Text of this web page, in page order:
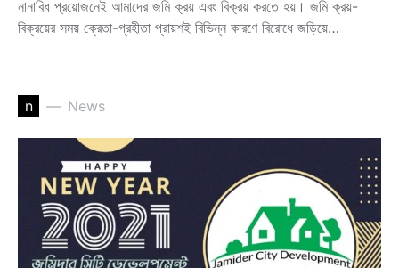
নানাবিধ প্রয়োজনেই আমাদের জমি ক্রয় এবং বিক্রয় করতে হয়। জমি ক্রয়-
বিক্রয়ের সময় ক্রেতা-গ্রহীতা প্রায়শই বিভিন্ন কারণে বিরোধে জড়িয়ে…
n News